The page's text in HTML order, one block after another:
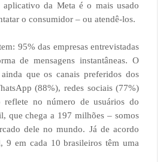
da Meta é o mais usado
o consumidor – ou atendê-los.
95% das empresas entrevistadas
de mensagens instantâneas. O
que os canais preferidos dos
(88%), redes sociais (77%)
no número de usuários do
que chega a 197 milhões – somos
dele no mundo. Já de acordo
9 em cada 10 brasileiros têm uma